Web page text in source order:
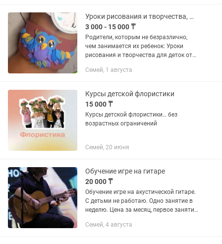
ребенок...
Уроки рисования и творчества, мастер-классы
3 000 - 15 000 ₸
Родители, которым не безразлично,
чем занимается их ребенок: Уроки
рисования и творчества для деток от
на изи!
Семей, 1 августа
Курсы детской флористики
15 000 ₸
Курсы детской флористики… без
возрастных ограничений
Семей, 20 июня
Обучение игре на гитаре
20 000 ₸
Обучение игре на акустической гитаре.
С детьми не работаю. Одно занятие в
неделю. Цена за месяц, первое занятие
Семей, 4 августа